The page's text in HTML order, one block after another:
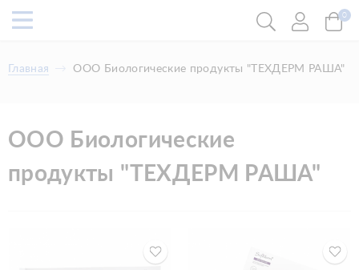
0
Главная ООО Биологические продукты "ТЕХДЕРМ РАША"
ООО Биологические
продукты "ТЕХДЕРМ РАША"